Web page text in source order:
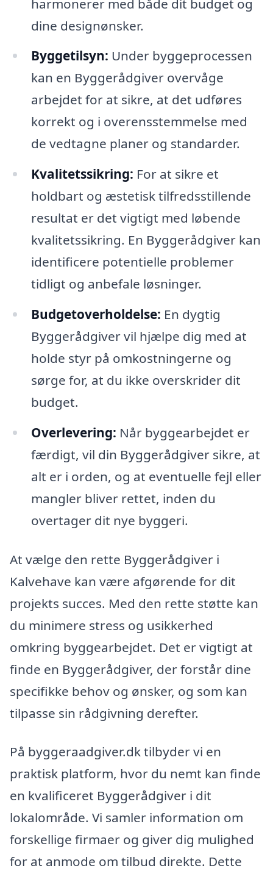
dine designønsker.
Byggetilsyn: Under byggeprocessen
kan en Byggerådgiver overvåge
arbejdet for at sikre, at det udføres
korrekt og i overensstemmelse med
de vedtagne planer og standarder.
Kvalitetssikring: For at sikre et
holdbart og æstetisk tilfredsstillende
resultat er det vigtigt med løbende
kvalitetssikring. En Byggerådgiver kan
identificere potentielle problemer
tidligt og anbefale løsninger.
Budgetoverholdelse: En dygtig
Byggerådgiver vil hjælpe dig med at
holde styr på omkostningerne og
sørge for, at du ikke overskrider dit
budget.
Overlevering: Når byggearbejdet er
færdigt, vil din Byggerådgiver sikre, at
alt er i orden, og at eventuelle fejl eller
mangler bliver rettet, inden du
overtager dit nye byggeri.
At vælge den rette Byggerådgiver i
Kalvehave kan være afgørende for dit
projekts succes. Med den rette støtte kan
du minimere stress og usikkerhed
omkring byggearbejdet. Det er vigtigt at
finde en Byggerådgiver, der forstår dine
specifikke behov og ønsker, og som kan
tilpasse sin rådgivning derefter.
På byggeraadgiver.dk tilbyder vi en
praktisk platform, hvor du nemt kan finde
en kvalificeret Byggerådgiver i dit
lokalområde. Vi samler information om
forskellige firmaer og giver dig mulighed
for at anmode om tilbud direkte. Dette